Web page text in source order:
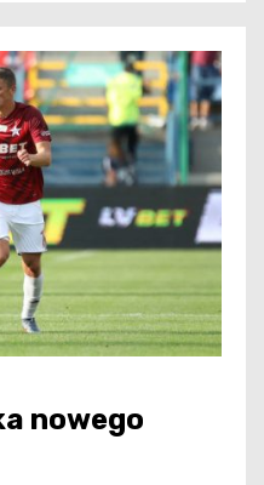
nowego